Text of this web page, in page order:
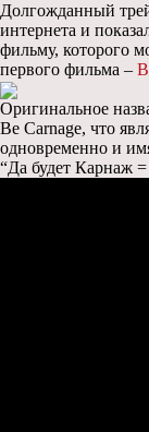
Долгожданный
интернета и
фильму, которого
первого фильма –
Оригинальное
Be Carnage, что
одновременно и
“Да будет Карнаж =